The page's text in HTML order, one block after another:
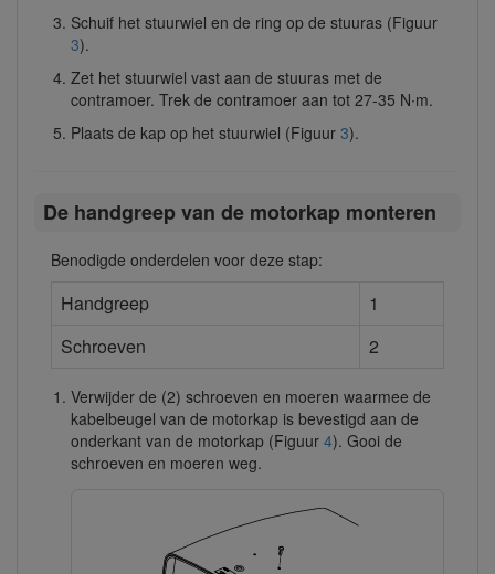
Schuif het stuurwiel en de ring op de stuuras (Figuur
3).
Zet het stuurwiel vast aan de stuuras met de
contramoer. Trek de contramoer aan tot 27-35 N∙m.
Plaats de kap op het stuurwiel (Figuur 3).
De handgreep van de motorkap monteren
Benodigde onderdelen voor deze stap:
Handgreep
1
Schroeven
2
Verwijder de (2) schroeven en moeren waarmee de
kabelbeugel van de motorkap is bevestigd aan de
onderkant van de motorkap (Figuur 4). Gooi de
schroeven en moeren weg.